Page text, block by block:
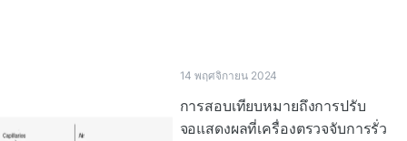
14 พฤศจิกายน 2024
การสอบเทียบหมายถึงการปรับ
จอแสดงผลที่เครื่องตรวจจับการรั่ว